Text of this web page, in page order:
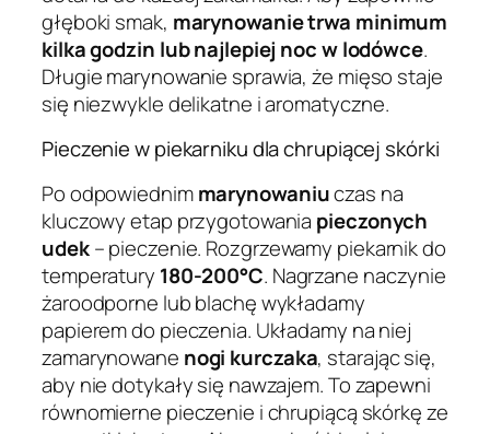
głęboki smak, marynowanie trwa minimum
kilka godzin lub najlepiej noc w lodówce.
Długie marynowanie sprawia, że mięso staje
się niezwykle delikatne i aromatyczne.
Pieczenie w piekarniku dla chrupiącej skórki
Po odpowiednimmarynowaniuczas na
kluczowy etap przygotowania pieczonych
udek– pieczenie. Rozgrzewamy piekarnik do
temperatury 180-200°C. Nagrzane naczynie
żaroodporne lub blachę wykładamy
papierem do pieczenia. Układamy na niej
zamarynowane nogi kurczaka, starając się,
aby nie dotykały się nawzajem. To zapewni
równomierne pieczenie i chrupiącą skórkę ze